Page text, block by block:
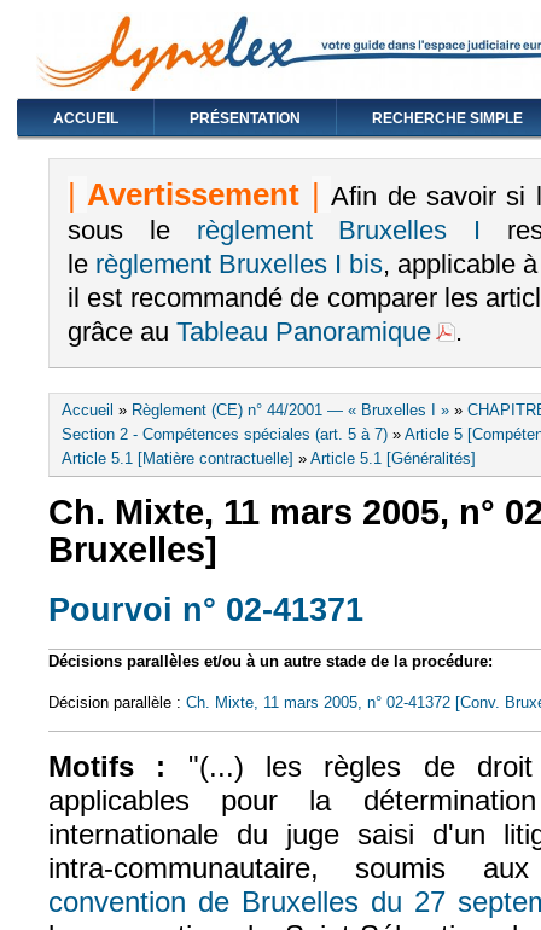
ACCUEIL PRÉSENTATION RECHERCHE SIMPLE
|Avertissement | Afin de savoir si
sous le règlement Bruxelles I
le règlement Bruxelles I bis, applicable
il est recommandé de comparer les
grâce au Tableau Panoramique .
Vous êtes ici
Accueil » Règlement (CE) n° 44/2001 — « Bruxelles I » »
Section 2 - Compétences spéciales (art. 5 à 7) » Article 5
Article 5.1 [Matière contractuelle] » Article 5.1 [Généralités]
Ch. Mixte, 11 mars 2005, n°
Bruxelles]
Pourvoi n° 02-41371
Décisions parallèles et/ou à un autre stade de la procédure:
Décision parallèle : Ch. Mixte, 11 mars 2005, n° 02-41372 [Conv.
Motifs : "(...) les règles de
applicables pour la
internationale du juge saisi d'un
intra-communautaire, soumis
convention de Bruxelles du 27